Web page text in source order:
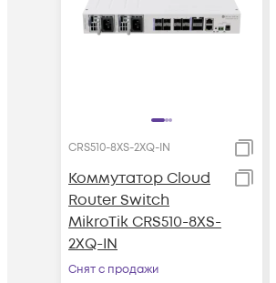
CRS510-8XS-2XQ-IN
Коммутатор Cloud
Router Switch
MikroTik CRS510-8XS-
2XQ-IN
Снят с продажи